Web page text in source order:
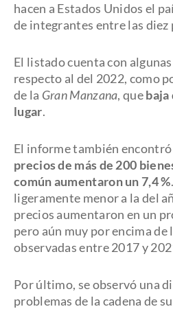
hacen a Estados Unidos el
de integrantes entre las diez
El listado cuenta con
respecto al del 2022, como
de la Gran Manzana, quebaja
lugar.
El informe también
precios de más de 200
común aumentaron un 7,4 %
ligeramente menor a la del
precios aumentaron en un
pero aún muy por encima de
observadas entre 2017 y
Por último, se observó una
problemas de la cadena de